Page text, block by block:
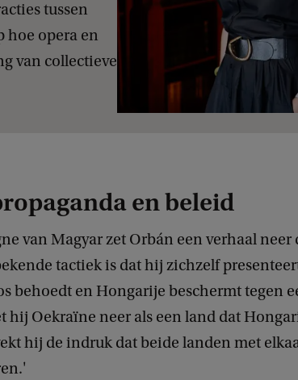
tussen
hoe opera en
van collectieve
en beleid
van Magyar zet Orbán een verhaal
tactiek is dat hij zichzelf
behoedt en Hongarije beschermt tegen
hij Oekraïne neer als een land dat
hij de indruk dat beide landen met